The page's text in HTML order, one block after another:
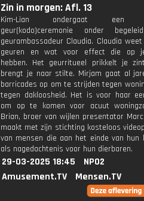
Zin in morgen: Afl. 13
Kim-Lian ondergaat een
geur(kodo)ceremonie onder
geurambassadeur Claudia. Claudia
geuren en wat voor effect die op
hebben. Het geurritueel prikkelt je
brengt je naar stilte. Mirjam gaat al
barricades op om te strijden tegen
tegen dakloosheid. Het is voor haar
om op te komen voor acuut
Brian, broer van wijlen presentator
maakt met zijn stichting kosteloos
van mensen die aan het einde van hun
als nagedachtenis voor hun dierbaren.
29-03-2025 18:45
NPO2
Amusement.TV
Mensen.TV